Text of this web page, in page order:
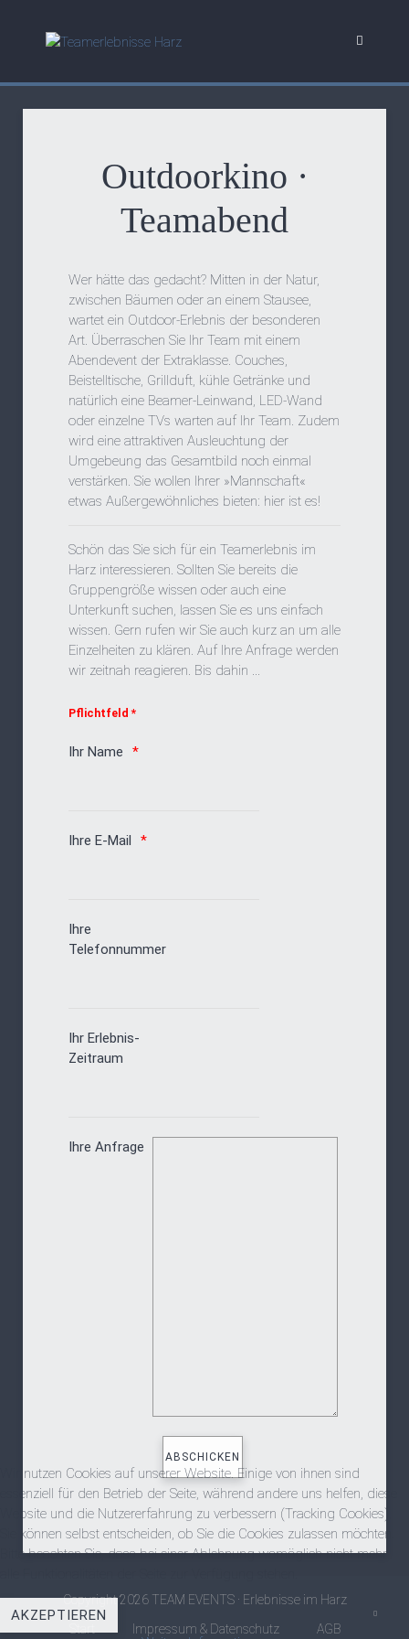
Outdoorkino ·
Teamabend
Wer hätte das gedacht? Mitten in der Natur,
zwischen Bäumen oder an einem Stausee,
wartet ein Outdoor-Erlebnis der besonderen
Art. Überraschen Sie Ihr Team mit einem
Abendevent der Extraklasse. Couches,
Beistelltische, Grillduft, kühle Getränke und
natürlich eine Beamer-Leinwand, LED-Wand
oder einzelne TVs warten auf Ihr Team. Zudem
wird eine attraktiven Ausleuchtung der
Umgebeung das Gesamtbild noch einmal
verstärken. Sie wollen Ihrer »Mannschaft«
etwas Außergewöhnliches bieten: hier ist es!
Schön das Sie sich für ein Teamerlebnis im
Harz interessieren. Sollten Sie bereits die
Gruppengröße wissen oder auch eine
Unterkunft suchen, lassen Sie es uns einfach
wissen. Gern rufen wir Sie auch kurz an um alle
Einzelheiten zu klären. Auf Ihre Anfrage werden
wir zeitnah reagieren. Bis dahin ...
Pflichtfeld *
Ihr Name
Ihre E-Mail
Ihre
Telefonnummer
Ihr Erlebnis-
Zeitraum
Ihre Anfrage
Copyright 2026 TEAM EVENTS · Erlebnisse im Harz
Impressum & Datenschutz AGB
Wir nutzen Cookies auf unserer Website. Einige von ihnen sind
essenziell für den Betrieb der Seite, während andere uns helfen, diese
Website und die Nutzererfahrung zu verbessern (Tracking Cookies).
Sie können selbst entscheiden, ob Sie die Cookies zulassen möchten.
Bitte beachten Sie, dass bei einer Ablehnung womöglich nicht mehr
AKZEPTIEREN